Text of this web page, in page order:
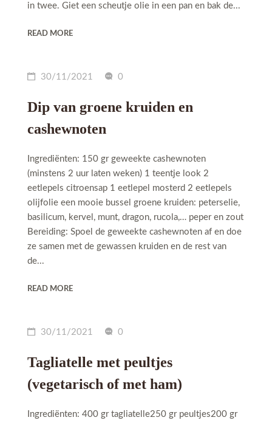
in twee. Giet een scheutje olie in een pan en bak de...
READ MORE
30/11/2021 0
Dip van groene kruiden en
cashewnoten
Ingrediënten: 150 gr geweekte cashewnoten
(minstens 2 uur laten weken) 1 teentje look 2
eetlepels citroensap 1 eetlepel mosterd 2 eetlepels
olijfolie een mooie bussel groene kruiden: peterselie,
basilicum, kervel, munt, dragon, rucola,… peper en zout
Bereiding: Spoel de geweekte cashewnoten af en doe
ze samen met de gewassen kruiden en de rest van
de...
READ MORE
30/11/2021 0
Tagliatelle met peultjes
(vegetarisch of met ham)
Ingrediënten: 400 gr tagliatelle250 gr peultjes200 gr